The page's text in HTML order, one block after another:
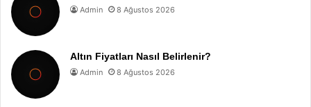
Admin 8 Ağustos 2026
Altın Fiyatları Nasıl Belirlenir?
Admin 8 Ağustos 2026